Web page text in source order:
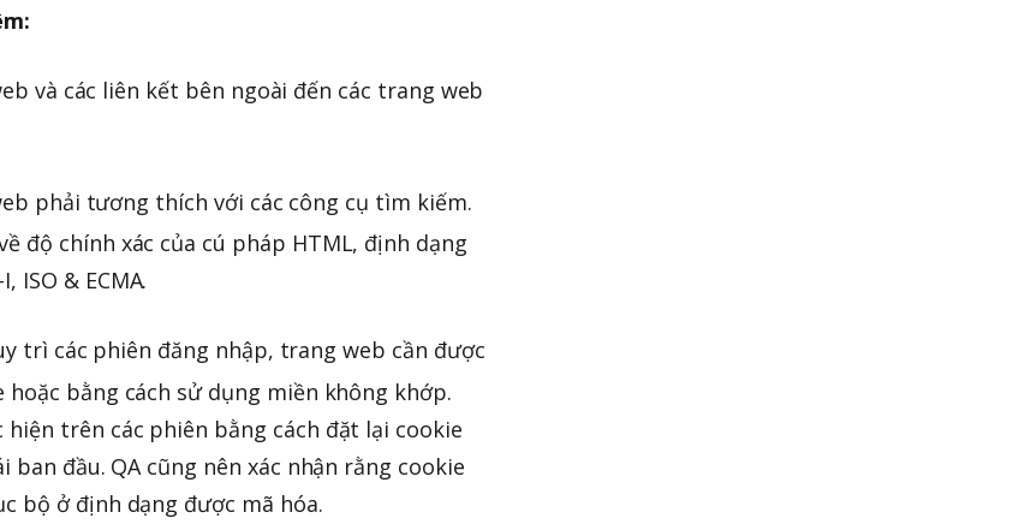
và các liên kết bên ngoài đến các trang web
phải tương thích với các công cụ tìm kiếm.
độ chính xác của cú pháp HTML, định dạng
ISO & ECMA.
trì các phiên đăng nhập, trang web cần được
bằng cách sử dụng miền không khớp.
trên các phiên bằng cách đặt lại cookie
đầu. QA cũng nên xác nhận rằng cookie
bộ ở định dạng được mã hóa.